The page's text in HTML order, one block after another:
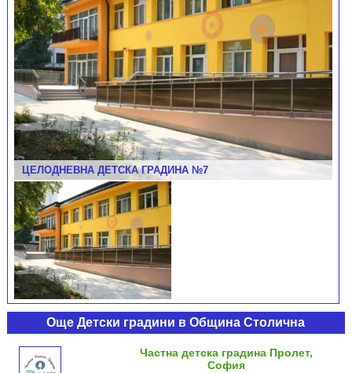
ЦЕЛОДНЕВНА ДЕТСКА ГРАДИНА №7
ЦЕЛОДНЕВНА ДЕТСКА ГРАДИНА №7
Още Детски градини в Община Столична
Частна детска градина Пролет,
София